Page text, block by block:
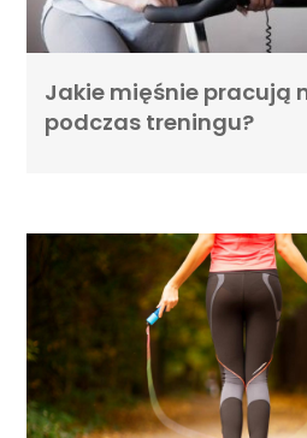
Jakie mięśnie pracują
podczas treningu?